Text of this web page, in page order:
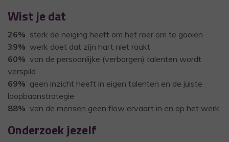
Wist je dat
26% sterk de neiging heeft om het roer om te gooien
39% werk doet dat zijn hart niet raakt
60% van de persoonlijke (verborgen) talenten wordt
verspild
69% geen inzicht heeft in eigen talenten en de juiste
loopbaanstrategie
88% van de mensen geen flow ervaart in en op het werk
Onderzoek jezelf